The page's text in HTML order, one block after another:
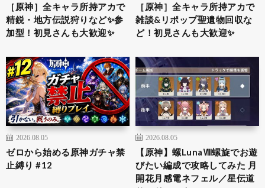
［原神］全キャラ所持アカで
精鋭・地方伝説狩りなど✨参
加型！初見さんも大歓迎✨
［原神］全キャラ所持アカで
雑談&リポップ聖遺物回収な
ど！初見さんも大歓迎✨
2026.08.05
ゼロから始める原神ガチャ禁
止縛り #12
2026.08.05
【原神】螺LunaⅧ螺旋でお遊
びたい編成で攻略してみた 月
開花月感電ネフェル／星伝道